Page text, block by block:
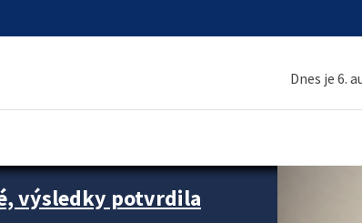
Dnes je 6.
výsledky potvrdila